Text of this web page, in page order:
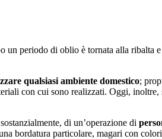
un periodo di oblio è tornata alla ribalta
qualsiasi ambiente domestico;
con cui sono realizzati. Oggi,
di un’operazione di
bordatura particolare, magari con